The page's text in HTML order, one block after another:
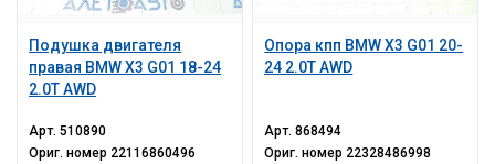
Подушка двигателя
правая BMW X3 G01 18-24
2.0T AWD
Арт.510890
Ориг. номер 22116860496
Опора кпп BMW X3 G01 20-
24 2.0T AWD
Арт.868494
Ориг. номер 22328486998